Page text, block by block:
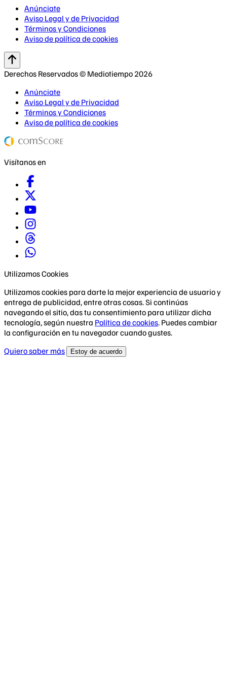
Anúnciate
Aviso Legal y de Privacidad
Términos y Condiciones
Aviso de política de cookies
Derechos Reservados © Mediotiempo 2026
Anúnciate
Aviso Legal y de Privacidad
Términos y Condiciones
Aviso de política de cookies
Visítanos en
Utilizamos Cookies
Utilizamos cookies para darte la mejor experiencia de usuario y
entrega de publicidad, entre otras cosas. Si continúas
navegando el sitio, das tu consentimiento para utilizar dicha
tecnología, según nuestra Política de cookies. Puedes cambiar
la configuración en tu navegador cuando gustes.
Quiero saber más
Estoy de acuerdo